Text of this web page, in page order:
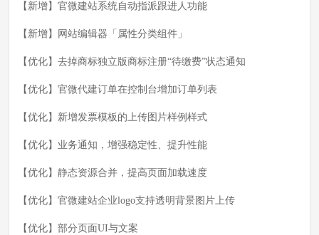
【新增】官微建站系统自动指派跟进人功能
【新增】网站编辑器「属性分类组件」
【优化】去掉商标独立版商标注册“待缴费”状态通知
【优化】官微代建订单在控制台增加订单列表
【优化】新增发票模板的上传图片样例样式
【优化】业务通知，增强稳定性、提升性能
【优化】静态资源合并，提高页面加载速度
【优化】官微建站企业logo支持透明背景图片上传
【优化】部分页面UI与文案